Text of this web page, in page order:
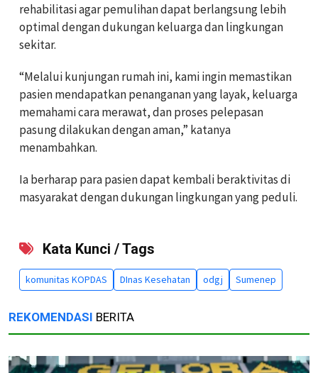
rehabilitasi agar pemulihan dapat berlangsung lebih
optimal dengan dukungan keluarga dan lingkungan
sekitar.
“Melalui kunjungan rumah ini, kami ingin memastikan
pasien mendapatkan penanganan yang layak, keluarga
memahami cara merawat, dan proses pelepasan
pasung dilakukan dengan aman,” katanya
menambahkan.
Ia berharap para pasien dapat kembali beraktivitas di
masyarakat dengan dukungan lingkungan yang peduli.
Kata Kunci / Tags
komunitas KOPDAS DInas Kesehatan odgj Sumenep
REKOMENDASI BERITA